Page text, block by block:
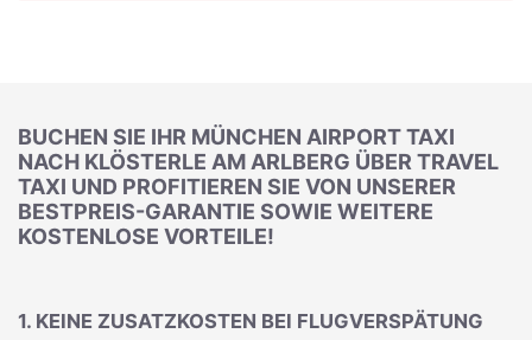
BUCHEN SIE IHR MÜNCHEN AIRPORT TAXI
NACH KLÖSTERLE AM ARLBERG ÜBER TRAVEL
TAXI UND PROFITIEREN SIE VON UNSERER
BESTPREIS-GARANTIE SOWIE WEITERE
KOSTENLOSE VORTEILE!
1. KEINE ZUSATZKOSTEN BEI FLUGVERSPÄTUNG